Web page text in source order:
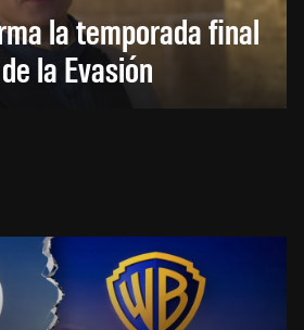
la temporada final
la Evasión